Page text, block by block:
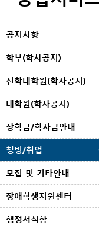
공지사항
학부(학사공지)
신학대학원(학사공지)
대학원(학사공지)
장학금/학자금안내
청빙/취업
모집 및 기타안내
장애학생지원센터
행정서식함